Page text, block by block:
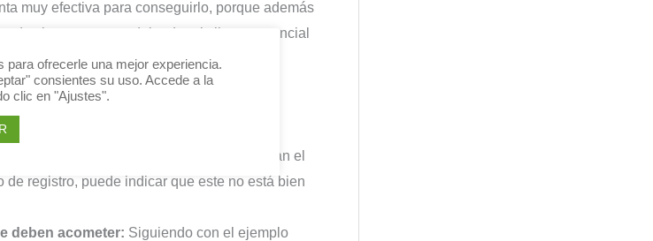
muy efectiva para conseguirlo, porque además
los pasos que debe dar el cliente potencial
Si por ejemplo muchos usuarios abandonan el
registro, puede indicar que este no está bien
deben acometer: Siguiendo con el ejemplo
para ofrecerle una mejor experiencia.
consientes su uso. Accede a la
clic en "Ajustes".